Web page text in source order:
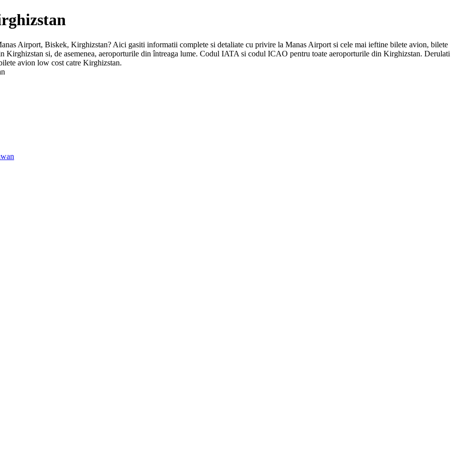
Airport, Biskek, Kirghizstan? Aici gasiti informatii complete si detaliate cu privire la Manas Airport si cele mai ieftine bilete avion, bilete
Kirghizstan si, de asemenea, aeroporturile din întreaga lume. Codul IATA si codul ICAO pentru toate aeroporturile din Kirghizstan. Derulati
avion low cost catre Kirghizstan.